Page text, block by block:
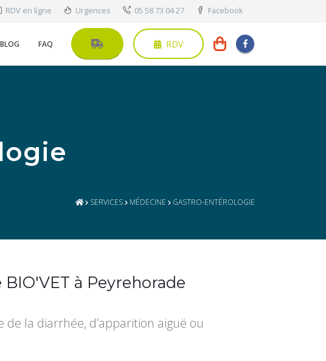
RDV en ligne Urgences 05 58 73 04 27 Facebook
BLOG FAQ RDV
SERVICES MÉDECINE GASTRO-ENTÉROLOGIE
à Peyrehorade
la diarrhée, d’apparition aiguë ou